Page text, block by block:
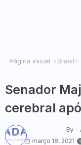
Página inicial Brasil
Senador
cerebral
By -
março 18, 2021